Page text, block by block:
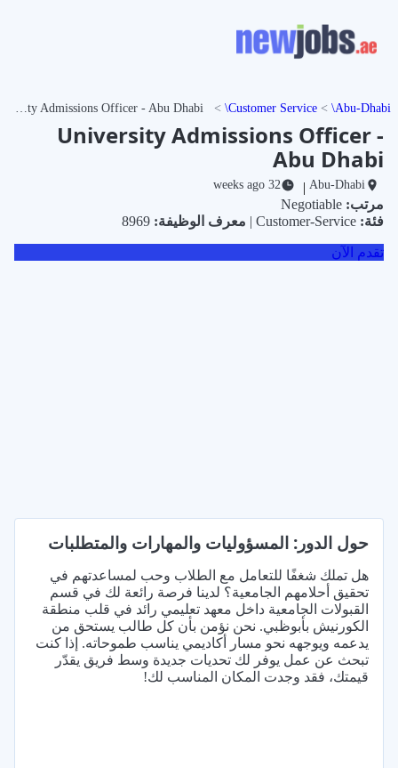
Abu-Dhabi
Customer Service
University Admissions Officer -
Abu Dhabi
Abu-Dhabi
|
32 weeks ago
مرتب:
فئة:
معرف الوظيفة:
تقدم الآن
حول الدور: المسؤوليات والمهارات والمتطلبات
هل تملك شغفًا للتعامل مع الطلاب وحب لمساعدتهم في
تحقيق أحلامهم الجامعية؟ لدينا فرصة رائعة لك في قسم
القبولات الجامعية داخل معهد تعليمي رائد في قلب منطقة
الكورنيش بأبوظبي. نحن نؤمن بأن كل طالب يستحق من
يدعمه ويوجهه نحو مسار أكاديمي يناسب طموحاته. إذا كنت
تبحث عن عمل يوفر لك تحديات جديدة وسط فريق يقدّر
قيمتك، فقد وجدت المكان المناسب لك!